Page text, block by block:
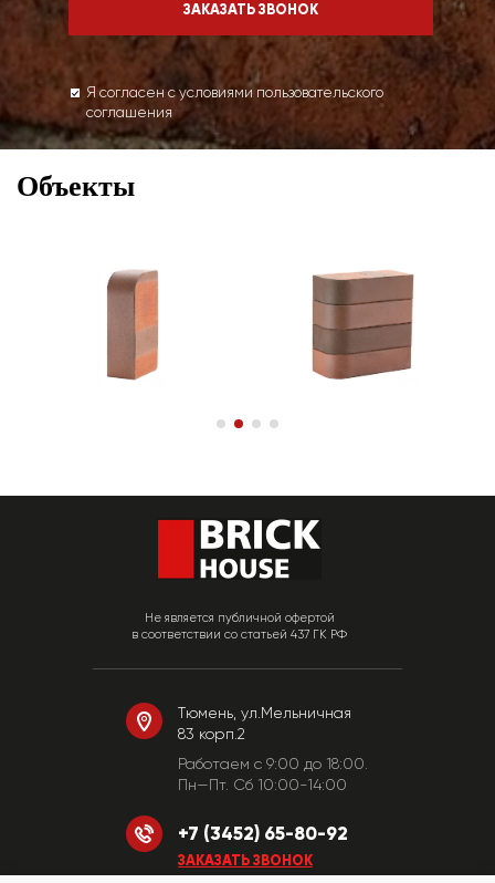
Я согласен с условиями пользовательского
соглашения
Объекты
Не является публичной офертой
в соответствии со статьей 437 ГК РФ
Тюмень, ул.Мельничная
83 корп.2
Работаем c 9:00 до 18:00.
Пн—Пт. Сб 10:00-14:00
+7 (3452) 65-80-92
ЗАКАЗАТЬ ЗВОНОК